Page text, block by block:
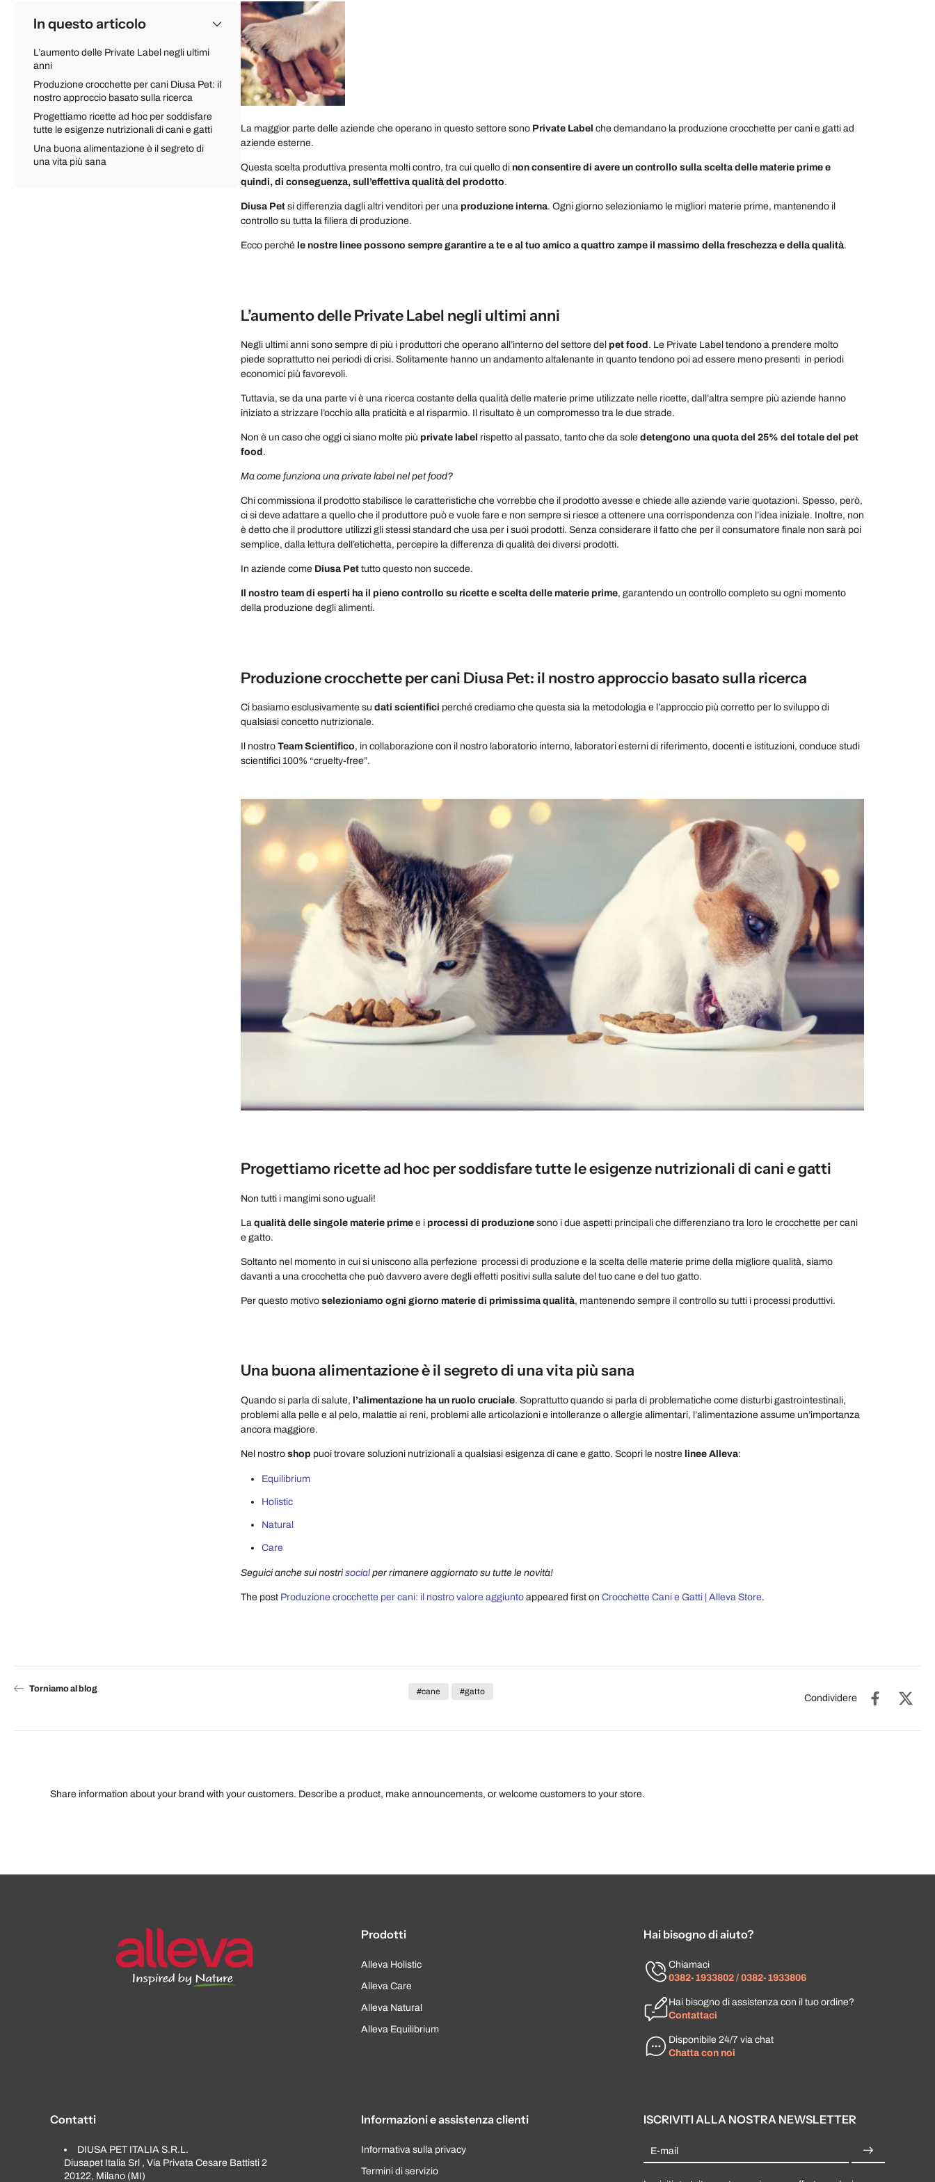
In questo articolo
L’aumento delle Private Label negli ultimi
anni
Produzione crocchette per cani Diusa Pet: il
nostro approccio basato sulla ricerca
Progettiamo ricette ad hoc per soddisfare
tutte le esigenze nutrizionali di cani e gatti
Una buona alimentazione è il segreto di
una vita più sana
La maggior parte delle aziende che operano in questo settore sono Private Label che demandano la produzione crocchette per cani e gatti ad
aziende esterne.
Questa scelta produttiva presenta molti contro, tra cui quello di non consentire di avere un controllo sulla scelta delle materie prime e
quindi, di conseguenza, sull’effettiva qualità del prodotto.
Diusa Pet si differenzia dagli altri venditori per una produzione interna. Ogni giorno selezioniamo le migliori materie prime, mantenendo il
controllo su tutta la filiera di produzione.
Ecco perché le nostre linee possono sempre garantire a te e al tuo amico a quattro zampe il massimo della freschezza e della qualità.
L’aumento delle Private Label negli ultimi anni
Negli ultimi anni sono sempre di più i produttori che operano all’interno del settore del pet food . Le Private Label tendono a prendere molto
piede soprattutto nei periodi di crisi. Solitamente hanno un andamento altalenante in quanto tendono poi ad essere meno presenti in periodi
economici più favorevoli.
Tuttavia, se da una parte vi è una ricerca costante della qualità delle materie prime utilizzate nelle ricette, dall’altra sempre più aziende hanno
iniziato a strizzare l’occhio alla praticità e al risparmio. Il risultato è un compromesso tra le due strade.
Non è un caso che oggi ci siano molte più private label rispetto al passato, tanto che da sole detengono una quota del 25% del totale del pet
food .
Ma come funziona una private label nel pet food?
Chi commissiona il prodotto stabilisce le caratteristiche che vorrebbe che il prodotto avesse e chiede alle aziende varie quotazioni. Spesso, però,
ci si deve adattare a quello che il produttore può e vuole fare e non sempre si riesce a ottenere una corrispondenza con l’idea iniziale. Inoltre, non
è detto che il produttore utilizzi gli stessi standard che usa per i suoi prodotti. Senza considerare il fatto che per il consumatore finale non sarà poi
semplice, dalla lettura dell’etichetta, percepire la differenza di qualità dei diversi prodotti.
In aziende come Diusa Pet tutto questo non succede.
Il nostro team di esperti ha il pieno controllo su ricette e scelta delle materie prime, garantendo un controllo completo su ogni momento
della produzione degli alimenti.
Produzione crocchette per cani Diusa Pet: il nostro approccio basato sulla ricerca
Ci basiamo esclusivamente su dati scientifici perché crediamo che questa sia la metodologia e l’approccio più corretto per lo sviluppo di
qualsiasi concetto nutrizionale.
Il nostro Team Scientifico, in collaborazione con il nostro laboratorio interno, laboratori esterni di riferimento, docenti e istituzioni, conduce studi
scientifici 100% “cruelty-free”.
Progettiamo ricette ad hoc per soddisfare tutte le esigenze nutrizionali di cani e gatti
Non tutti i mangimi sono uguali!
La qualità delle singole materie prime e i processi di produzione sono i due aspetti principali che differenziano tra loro le crocchette per cani
e gatto.
Soltanto nel momento in cui si uniscono alla perfezione processi di produzione e la scelta delle materie prime della migliore qualità, siamo
davanti a una crocchetta che può davvero avere degli effetti positivi sulla salute del tuo cane e del tuo gatto.
Per questo motivo selezioniamo ogni giorno materie di primissima qualità, mantenendo sempre il controllo su tutti i processi produttivi.
Una buona alimentazione è il segreto di una vita più sana
Quando si parla di salute, l’alimentazione ha un ruolo cruciale. Soprattutto quando si parla di problematiche come disturbi gastrointestinali,
problemi alla pelle e al pelo, malattie ai reni, problemi alle articolazioni e intolleranze o allergie alimentari, l’alimentazione assume un’importanza
ancora maggiore.
Nel nostro shop puoi trovare soluzioni nutrizionali a qualsiasi esigenza di cane e gatto. Scopri le nostre linee Alleva:
Equilibrium
Holistic
Natural
Care
Seguici anche sui nostrisocialper rimanere aggiornato su tutte le novità!
The post Produzione crocchette per cani: il nostro valore aggiunto appeared first on Crocchette Cani e Gatti | Alleva Store.
Torniamo al blog #cane #gatto
Condividere
Share information about your brand with your customers. Describe a product, make announcements, or welcome customers to your store.
Prodotti
Alleva Holistic
Alleva Care
Alleva Natural
Alleva Equilibrium
Hai bisogno di aiuto?
Chiamaci
0382-1933802 / 0382-1933806
Hai bisogno di assistenza con il tuo ordine?
Contattaci
Disponibile 24/7 via chat
Chatta con noi
Contatti
DIUSA PET ITALIA S.R.L.
Diusapet Italia Srl , Via Privata Cesare Battisti 2
20122, Milano (MI)
Informazioni e assistenza clienti
Informativa sulla privacy
Termini di servizio
ISCRIVITI ALLA NOSTRA NEWSLETTER
E-mail